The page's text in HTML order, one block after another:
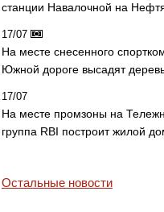
станции Навалочной на
17/07
На месте снесенного
Южной дороге высадят
17/07
На месте промзоны на
группа RBI построит жилой
Остальные новости